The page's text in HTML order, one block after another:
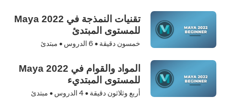
تقنيات النمذجة في Maya 2022
للمستوى المبتدئ
خمسون دقيقة • 6 الدروس • مبتدئ
المواد والقوام في Maya 2022
للمستوى المبتديء
أربع وثلاثون دقيقة •4 الدروس • مبتدئ